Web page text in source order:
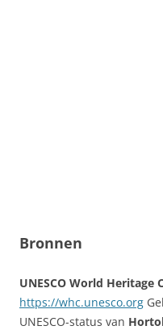
Bronnen
UNESCO World Heritage
https://whc.unesco.org
UNESCO-status van